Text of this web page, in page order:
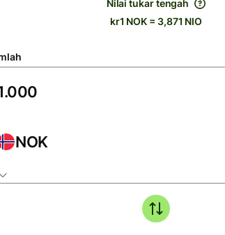
Nilai tukar tengah
kr1 NOK = 3,871 NIO
NOK